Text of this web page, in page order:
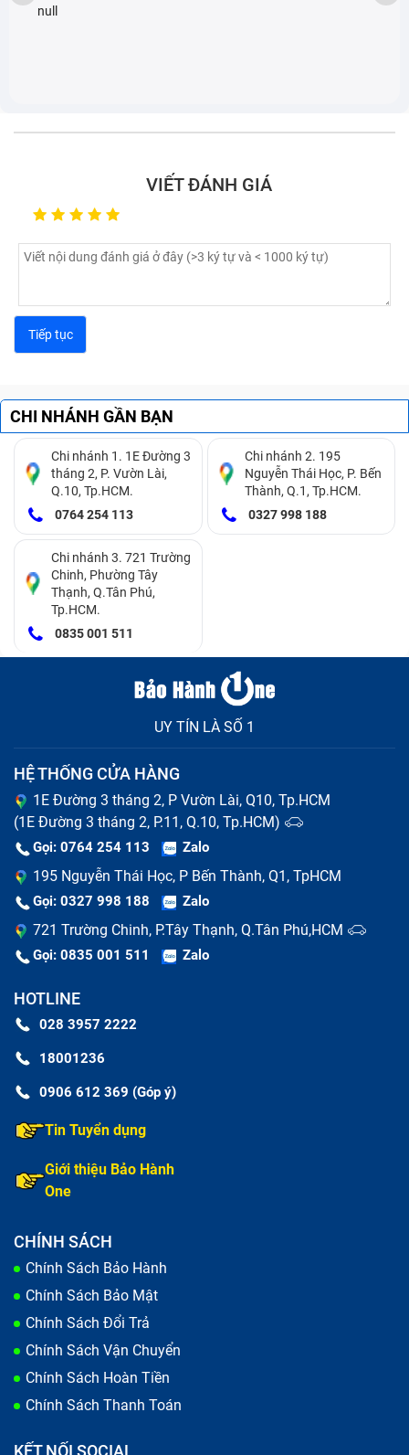
null
VIẾT ĐÁNH GIÁ
CHI NHÁNH GẦN BẠN
Chi nhánh 1. 1E Đường 3
tháng 2, P. Vườn Lài,
Q.10, Tp.HCM.
0764 254 113
Chi nhánh 2. 195
Nguyễn Thái Học, P. Bến
Thành, Q.1, Tp.HCM.
0327 998 188
Chi nhánh 3. 721 Trường
Chinh, Phường Tây
Thạnh, Q.Tân Phú,
Tp.HCM.
0835 001 511
UY TÍN LÀ SỐ 1
HỆ THỐNG CỬA HÀNG
1E Đường 3 tháng 2, P Vườn Lài, Q10, Tp.HCM
(1E Đường 3 tháng 2, P.11, Q.10, Tp.HCM)
Gọi: 0764 254 113 Zalo
195 Nguyễn Thái Học, P Bến Thành, Q1, TpHCM
Gọi: 0327 998 188 Zalo
721 Trường Chinh, P.Tây Thạnh, Q.Tân Phú,HCM
Gọi: 0835 001 511 Zalo
HOTLINE
028 3957 2222
18001236
0906 612 369 (Góp ý)
Tin Tuyển dụng
Giới thiệu Bảo Hành
One
CHÍNH SÁCH
Chính Sách Bảo Hành
Chính Sách Bảo Mật
Chính Sách Đổi Trả
Chính Sách Vận Chuyển
Chính Sách Hoàn Tiền
Chính Sách Thanh Toán
KẾT NỐI SOCIAL